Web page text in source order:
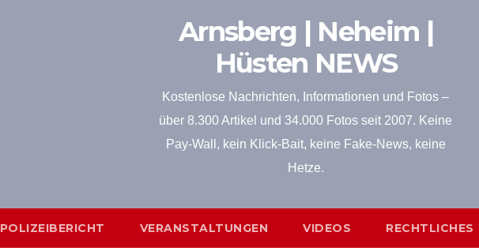
Arnsberg | Neheim |
Hüsten NEWS
Kostenlose Nachrichten, Informationen und Fotos –
über 8.300 Artikel und 34.000 Fotos seit 2007. Keine
Pay-Wall, kein Klick-Bait, keine Fake-News, keine
Hetze.
POLIZEIBERICHT VERANSTALTUNGEN VIDEOS RECHTLICHES